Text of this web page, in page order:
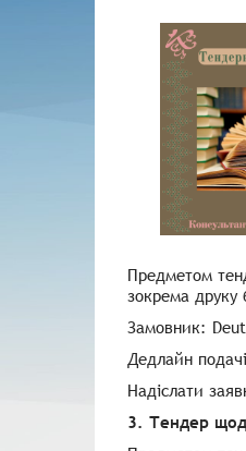
Предметом
зокрема друку
Замовник:
Дедлайн
Надіслати
3. Тендер